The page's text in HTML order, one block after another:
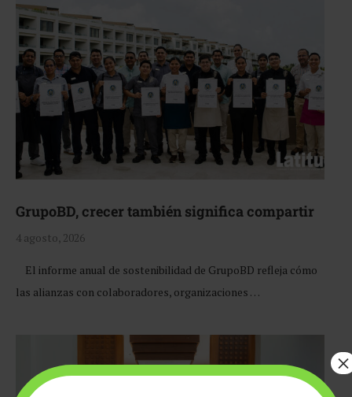
GrupoBD, crecer también significa compartir
4 agosto, 2026
El informe anual de sostenibilidad de GrupoBD refleja cómo
las alianzas con colaboradores, organizaciones …
×